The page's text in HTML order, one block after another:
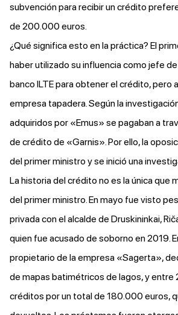
subvención para recibir un crédito
de 200.000 euros.
¿Qué significa esto en la práctica? El
haber utilizado su influencia como jefe
banco ILTE para obtener el crédito, pero
empresa tapadera. Según la
adquiridos por «Emus» se pagaban a
de crédito de «Garnis». Por ello, la
del primer ministro y se inició una
La historia del crédito no es la única que
del primer ministro. En mayo fue visto
privada con el alcalde de Druskininkai,
quien fue acusado de soborno en 2019.
propietario de la empresa «Sagerta»,
de mapas batimétricos de lagos, y entre
créditos por un total de 180.000 euros,